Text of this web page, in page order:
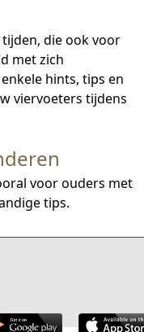
die ook voor
met zich
hints, tips en
viervoeters tijdens
voor ouders met
tips.